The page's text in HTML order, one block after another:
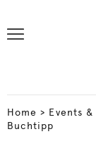
Home > Events
Buchtipp